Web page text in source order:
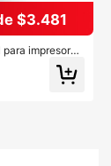
$3.481
impresora
carta EE.U
de impresión p
portátile